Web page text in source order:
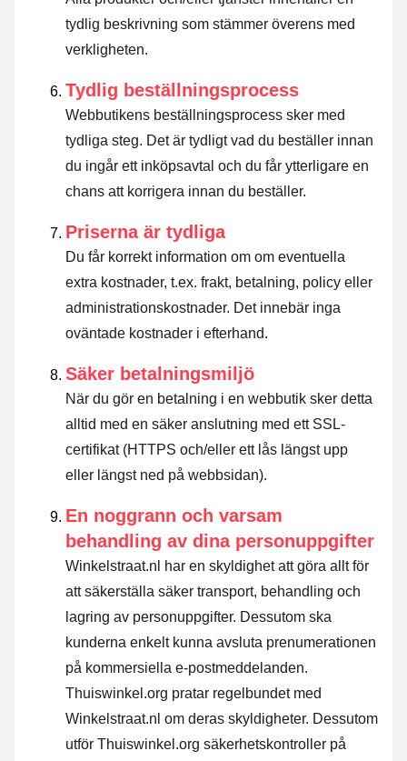
tydlig beskrivning som stämmer överens med
verkligheten.
Tydlig beställningsprocess
Webbutikens beställningsprocess sker med
tydliga steg. Det är tydligt vad du beställer innan
du ingår ett inköpsavtal och du får ytterligare en
chans att korrigera innan du beställer.
Priserna är tydliga
Du får korrekt information om om eventuella
extra kostnader, t.ex. frakt, betalning, policy eller
administrationskostnader. Det innebär inga
oväntade kostnader i efterhand.
Säker betalningsmiljö
När du gör en betalning i en webbutik sker detta
alltid med en säker anslutning med ett SSL-
certifikat (HTTPS och/eller ett lås längst upp
eller längst ned på webbsidan).
En noggrann och varsam
behandling av dina personuppgifter
Winkelstraat.nl har en skyldighet att göra allt för
att säkerställa säker transport, behandling och
lagring av personuppgifter. Dessutom ska
kunderna enkelt kunna avsluta prenumerationen
på kommersiella e-postmeddelanden.
Thuiswinkel.org pratar regelbundet med
Winkelstraat.nl om deras skyldigheter. Dessutom
utför Thuiswinkel.org säkerhetskontroller på